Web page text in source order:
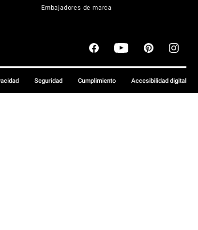
Embajadores de marca
Seguridad Cumplimiento Accesibilidad digital